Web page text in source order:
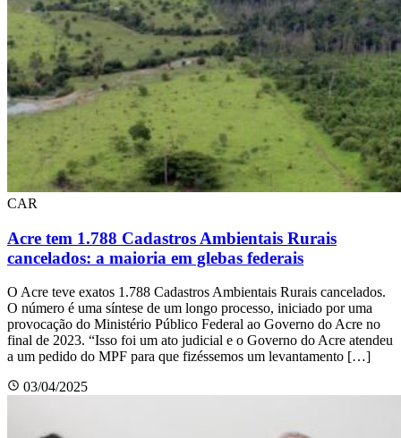
CAR
Acre tem 1.788 Cadastros Ambientais Rurais
cancelados: a maioria em glebas federais
O Acre teve exatos 1.788 Cadastros Ambientais Rurais cancelados.
O número é uma síntese de um longo processo, iniciado por uma
provocação do Ministério Público Federal ao Governo do Acre no
final de 2023. “Isso foi um ato judicial e o Governo do Acre atendeu
a um pedido do MPF para que fizéssemos um levantamento […]
03/04/2025